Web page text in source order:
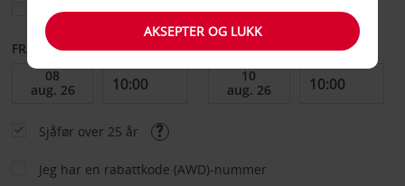
Velg et annet leveringssted
FRA DATO TIL DATO
Sjåfør over 25 år
Jeg har en rabattkode (AWD)-nummer
AKSEPTER OG LUKK